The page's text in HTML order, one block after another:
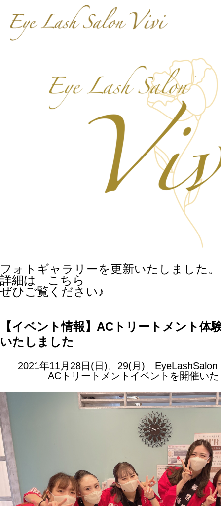
【お知らせ】フォトギャラリーを更新
フォトギャラリーを更新いたしました。
詳細は こちら
ぜひご覧ください♪
【イベント情報】ACトリートメント体
いたしました
2021年11月28日(日)、29(月)
ACトリートメントイベントを開催い